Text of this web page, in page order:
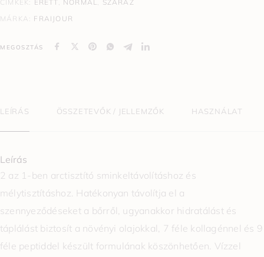
CÍMKÉK: ÉRETT, NORMÁL, SZÁRAZ
MÁRKA: FRAIJOUR
MEGOSZTÁS
LEÍRÁS ÖSSZETEVŐK / JELLEMZŐK HASZNÁLAT
Leírás
2 az 1-ben arctisztító sminkeltávolításhoz és
mélytisztításhoz. Hatékonyan távolítja el a
szennyeződéseket a bőrről, ugyanakkor hidratálást és
táplálást biztosít a növényi olajokkal, 7 féle kollagénnel és 9
féle peptiddel készült formulának köszönhetően. Vízzel